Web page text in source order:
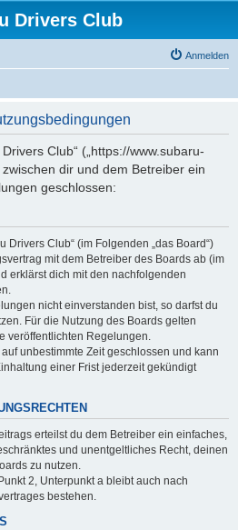
Drivers Club
Anmelden
Club“ („https://www.subaru-
dir und dem Betreiber ein
geschlossen:
Drivers Club“ (im Folgenden „das Board“)
mit dem Betreiber des Boards ab (im
erklärst dich mit den nachfolgenden
nicht einverstanden bist, so darfst du
Für die Nutzung des Boards gelten
veröffentlichten Regelungen.
unbestimmte Zeit geschlossen und kann
einer Frist jederzeit gekündigt
erteilst du dem Betreiber ein einfaches,
und unentgeltliches Recht, deinen
zu nutzen.
2, Unterpunkt a bleibt auch nach
bestehen.